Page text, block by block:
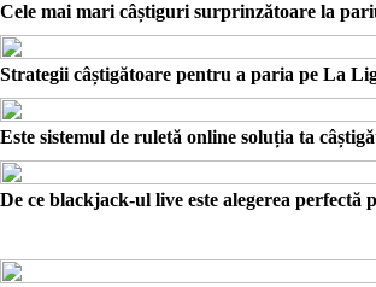
Cele mai mari câștiguri surprinzătoare la
Strategii câștigătoare pentru a paria pe La
Este sistemul de ruletă online soluția ta
De ce blackjack-ul live este alegerea perfectă